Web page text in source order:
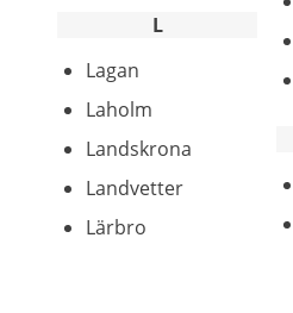
L
Lagan
Laholm
Landskrona
Landvetter
Lärbro